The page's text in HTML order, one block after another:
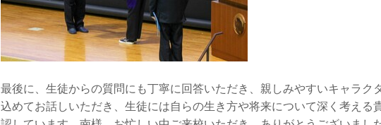
最後に、生徒からの質問にも丁寧に回答いただき、親しみやすいキャラク
込めてお話しいただき、生徒には自らの生き方や将来について深く考える